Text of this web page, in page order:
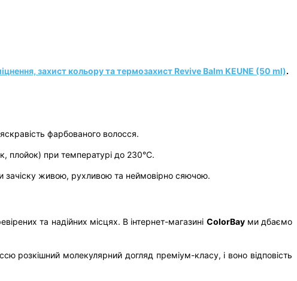
захист кольору та термозахист Revive Balm KEUNE (50 ml).
фарбованого волосся.
плойок) при температурі до 230°C.
живою, рухливою та неймовірно сяючою.
та надійних місцях. В інтернет-магазині ColorBayми дбаємо
розкішний молекулярний догляд преміум-класу, і воно відповість